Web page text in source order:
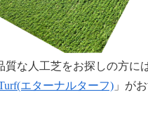
質な人工芝をお探しの方に
エターナルターフ) 」が